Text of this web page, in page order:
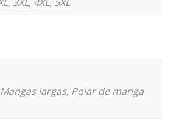
largas, Polar de manga